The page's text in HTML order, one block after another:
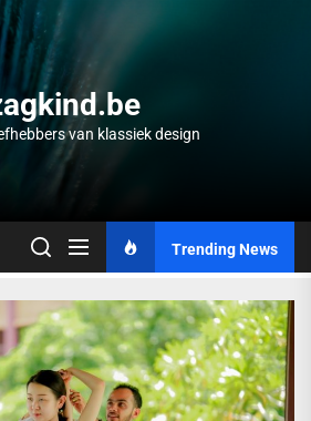
van klassiek design
Trending News